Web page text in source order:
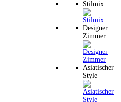
Stilmix
Designer
Zimmer
Asiatischer
Style